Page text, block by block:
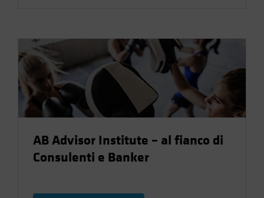
AB Advisor Institute – al fianco di
Consulenti e Banker